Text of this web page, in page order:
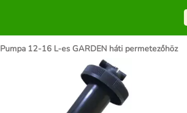
Pumpa 12-16 L-es GARDEN háti permetezőhöz